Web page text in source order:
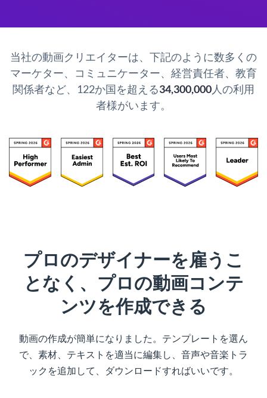
当社の動画クリエイターは、下記のように数多くの
マーケター、コミュニケーター、経営責任者、教育
関係者など、122か国を超える34,300,000人の利用
者様がいます。
プロのデザイナーを雇うこ
となく、プロの動画コンテ
ンツを作成できる
動画の作成が簡単になりました。テンプレートを選ん
で、素材、テキストを適当に編集し、音声や音楽トラ
ックを追加して、ダウンロードすればいいです。